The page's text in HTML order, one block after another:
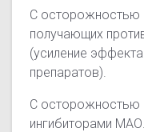
С осторожностью
получающих
(усиление
препаратов).
С осторожностью
ингибиторами МАО.